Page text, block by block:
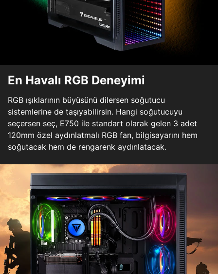
En Havalı RGB Deneyimi
RGB ışıklarının büyüsünü dilersen soğutucu
sistemlerine de taşıyabilirsin. Hangi soğutucuyu
seçersen seç, E750 ile standart olarak gelen 3 adet
120mm özel aydınlatmalı RGB fan, bilgisayarını hem
soğutacak hem de rengarenk aydınlatacak.